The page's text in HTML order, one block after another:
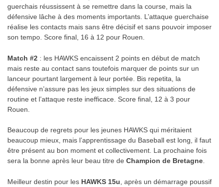
guerchais réussissent à se remettre dans la course, mais la
défensive lâche à des moments importants. L’attaque guerchaise
réalise les contacts mais sans être décisif et sans pouvoir imposer
son tempo. Score final, 16 à 12 pour Rouen.
Match #2 : les HAWKS encaissent 2 points en début de match
mais reste au contact sans toutefois marquer de points sur un
lanceur pourtant largement à leur portée. Bis repetita, la
défensive n’assure pas les jeux simples sur des situations de
routine et l’attaque reste inefficace. Score final, 12 à 3 pour
Rouen.
Beaucoup de regrets pour les jeunes HAWKS qui méritaient
beaucoup mieux, mais l’apprentissage du Baseball est long, il faut
être présent au bon moment et collectivement. La prochaine fois
sera la bonne après leur beau titre de Champion de Bretagne
Meilleur destin pour les HAWKS 15u , après un démarrage poussif